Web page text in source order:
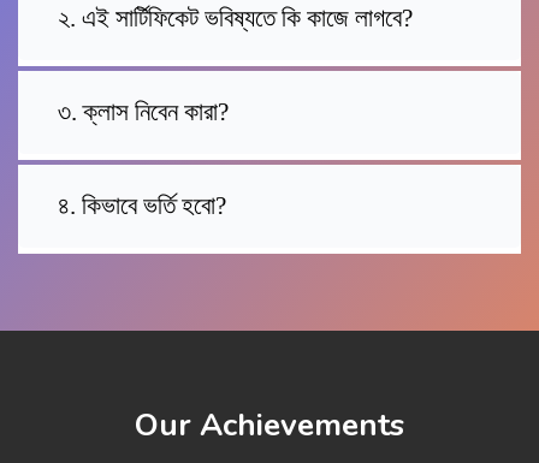
২. এই সার্টিফিকেট ভবিষ্যতে কি কাজে লাগবে?
৩. ক্লাস নিবেন কারা?
৪. কিভাবে ভর্তি হবো?
Our Achievements